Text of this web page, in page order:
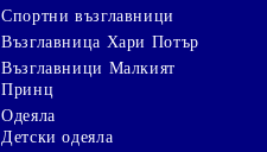
Спортни възглавници
Възглавница Хари Потър
Възглавници Малкият
Принц
Одеяла
Детски одеяла